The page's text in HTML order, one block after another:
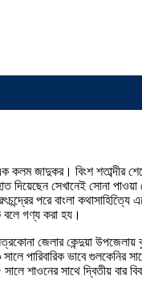
কলম জাদুকর। বিংশ শতাব্দীর
দিয়েছেন সেখানেই সোনা
পরে বাংলা
বলে গণ্য করা হয।
জেলার কেন্দুয়া উপজেলায়
পারিবারিক ভাবে
শাওনের সাথে দ্বিতীয় বার